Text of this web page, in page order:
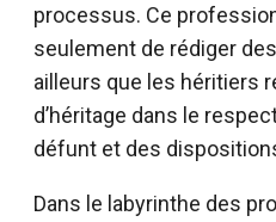
processus. Ce
seulement de rédiger
ailleurs que les héritiers
d’héritage dans le
défunt et des
Dans le labyrinthe des